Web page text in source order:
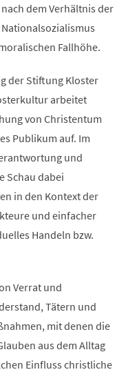
dem Verhältnis der
Fallhöhe.
der Stiftung Kloster
arbeitet
von Christentum
Publikum auf. Im
und
Schau dabei
in den Kontext der
und einfacher
Handeln bzw.
Verrat und
Tätern und
mit denen die
aus dem Alltag
Einfluss christliche